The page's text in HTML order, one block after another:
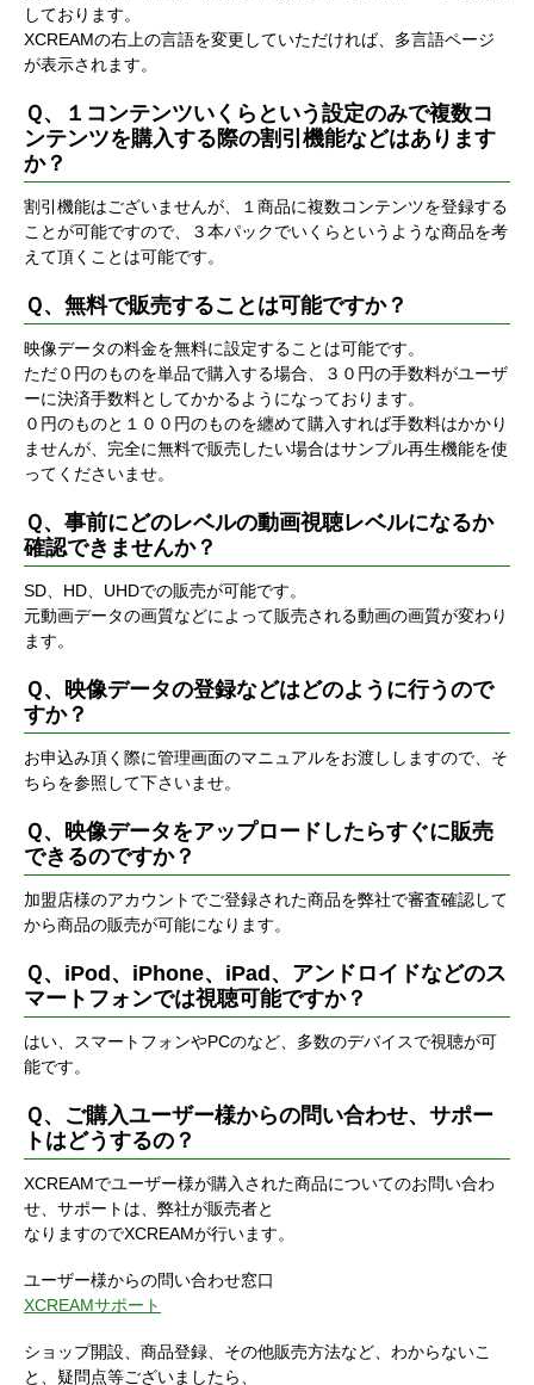
しております。
XCREAMの右上の言語を変更していただければ、多言語ページ
が表示されます。
Ｑ、１コンテンツいくらという設定のみで複数コ
ンテンツを購入する際の割引機能などはあります
か？
割引機能はございませんが、１商品に複数コンテンツを登録する
ことが可能ですので、３本パックでいくらというような商品を考
えて頂くことは可能です。
Ｑ、無料で販売することは可能ですか？
映像データの料金を無料に設定することは可能です。
ただ０円のものを単品で購入する場合、３０円の手数料がユーザ
ーに決済手数料としてかかるようになっております。
０円のものと１００円のものを纏めて購入すれば手数料はかかり
ませんが、完全に無料で販売したい場合はサンプル再生機能を使
ってくださいませ。
Ｑ、事前にどのレベルの動画視聴レベルになるか
確認できませんか？
SD、HD、UHDでの販売が可能です。
元動画データの画質などによって販売される動画の画質が変わり
ます。
Ｑ、映像データの登録などはどのように行うので
すか？
お申込み頂く際に管理画面のマニュアルをお渡ししますので、そ
ちらを参照して下さいませ。
Ｑ、映像データをアップロードしたらすぐに販売
できるのですか？
加盟店様のアカウントでご登録された商品を弊社で審査確認して
から商品の販売が可能になります。
Ｑ、iPod、iPhone、iPad、アンドロイドなどのス
マートフォンでは視聴可能ですか？
はい、スマートフォンやPCのなど、多数のデバイスで視聴が可
能です。
Ｑ、ご購入ユーザー様からの問い合わせ、サポー
トはどうするの？
XCREAMでユーザー様が購入された商品についてのお問い合わ
せ、サポートは、弊社が販売者と
なりますのでXCREAMが行います。
ユーザー様からの問い合わせ窓口
XCREAMサポート
ショップ開設、商品登録、その他販売方法など、わからないこ
と、疑問点等ございましたら、